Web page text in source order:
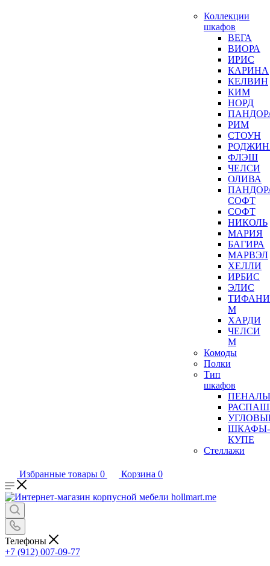
Коллекции
шкафов
ВЕГА
ВИОРА
ИРИС
КАРИНА
КЕЛВИН
КИМ
НОРД
РИМ
СТОУН
ФЛЭШ
ЧЕЛСИ
ОЛИВА
СОФТ
СОФТ
НИКОЛЬ
МАРИЯ
БАГИРА
МАРВЭЛ
ХЕЛЛИ
ИРБИС
ЭЛИС
ТИФАНИ
М
ХАРДИ
ЧЕЛСИ
М
Комоды
Полки
Тип
шкафов
ПЕНАЛЫ
ШКАФЫ-
КУПЕ
Стеллажи
Избранные товары 0 Корзина 0
Телефоны
+7 (912) 007-09-77